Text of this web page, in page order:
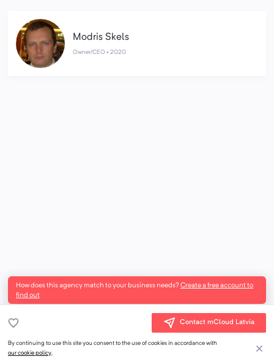
Modris Skels
Owner/CEO • 2020
How does this agency match to your business needs?Create a free account to
find out
Contact mCloud Latvia
By continuing to use this site you consent to the use of cookies in accordance with
our cookie policy.